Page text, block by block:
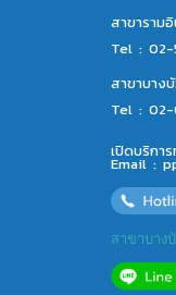
สาขาราม
Tel : 02-
สาขาบาง
Tel : 02-
เปิดบริกา
Email :
สาขาบาง